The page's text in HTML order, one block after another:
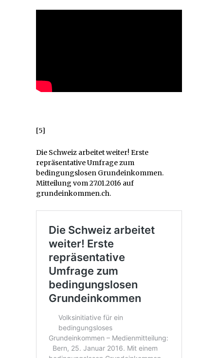
[5]
Die Schweiz arbeitet weiter! Erste
repräsentative Umfrage zum
bedingungslosen Grundeinkommen.
Mitteilung vom 27.01.2016 auf
grundeinkommen.ch.